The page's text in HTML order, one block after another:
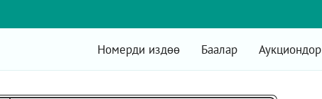
Номерди издөө Баалар Аукциондор